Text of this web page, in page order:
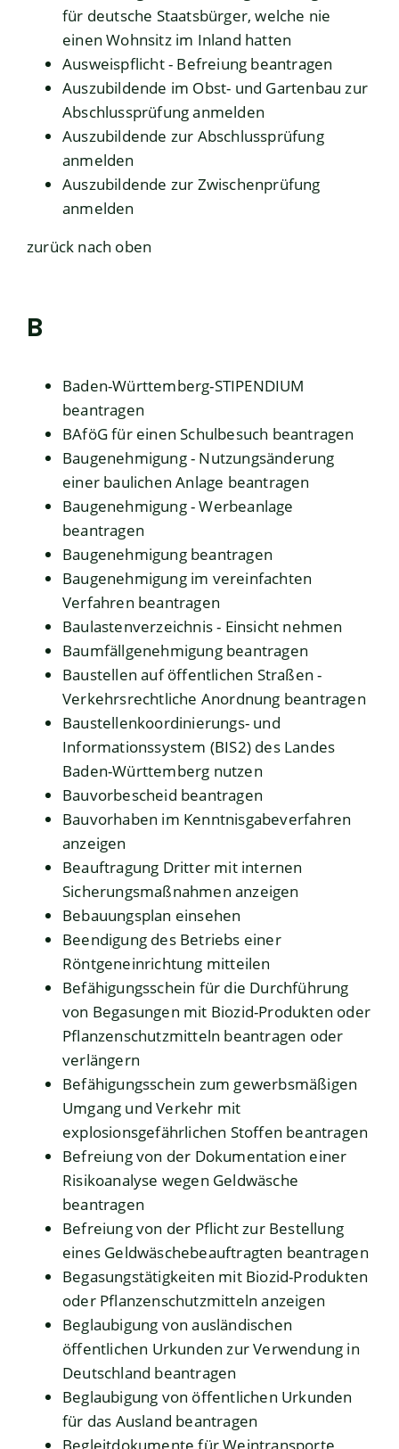
für deutsche Staatsbürger, welche nie
einen Wohnsitz im Inland hatten
Ausweispflicht - Befreiung beantragen
Auszubildende im Obst- und Gartenbau zur
Abschlussprüfung anmelden
Auszubildende zur Abschlussprüfung
anmelden
Auszubildende zur Zwischenprüfung
anmelden
zurück nach oben
B
Baden-Württemberg-STIPENDIUM
beantragen
BAföG für einen Schulbesuch beantragen
Baugenehmigung - Nutzungsänderung
einer baulichen Anlage beantragen
Baugenehmigung - Werbeanlage
beantragen
Baugenehmigung beantragen
Baugenehmigung im vereinfachten
Verfahren beantragen
Baulastenverzeichnis - Einsicht nehmen
Baumfällgenehmigung beantragen
Baustellen auf öffentlichen Straßen -
Verkehrsrechtliche Anordnung beantragen
Baustellenkoordinierungs- und
Informationssystem (BIS2) des Landes
Baden-Württemberg nutzen
Bauvorbescheid beantragen
Bauvorhaben im Kenntnisgabeverfahren
anzeigen
Beauftragung Dritter mit internen
Sicherungsmaßnahmen anzeigen
Bebauungsplan einsehen
Beendigung des Betriebs einer
Röntgeneinrichtung mitteilen
Befähigungsschein für die Durchführung
von Begasungen mit Biozid-Produkten oder
Pflanzenschutzmitteln beantragen oder
verlängern
Befähigungsschein zum gewerbsmäßigen
Umgang und Verkehr mit
explosionsgefährlichen Stoffen beantragen
Befreiung von der Dokumentation einer
Risikoanalyse wegen Geldwäsche
beantragen
Befreiung von der Pflicht zur Bestellung
eines Geldwäschebeauftragten beantragen
Begasungstätigkeiten mit Biozid-Produkten
oder Pflanzenschutzmitteln anzeigen
Beglaubigung von ausländischen
öffentlichen Urkunden zur Verwendung in
Deutschland beantragen
Beglaubigung von öffentlichen Urkunden
für das Ausland beantragen